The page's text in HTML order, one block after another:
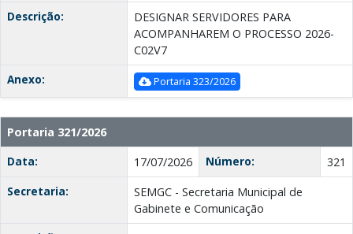
Descrição:
DESIGNAR SERVIDORES PARA
ACOMPANHAREM O PROCESSO 2026-
C02V7
Anexo:
Portaria 323/2026
Portaria 321/2026
Data:
17/07/2026 Número:
321
Secretaria:
SEMGC - Secretaria Municipal de
Gabinete e Comunicação